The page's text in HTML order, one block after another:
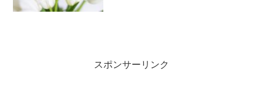
スポンサーリンク